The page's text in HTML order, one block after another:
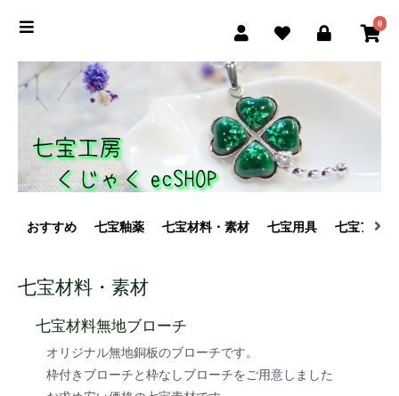
0
おすすめ 七宝釉薬 七宝材料・素材 七宝用具 七宝アク
七宝材料・素材
七宝材料無地ブローチ
オリジナル無地銅板のブローチです。
枠付きブローチと枠なしブローチをご用意しました